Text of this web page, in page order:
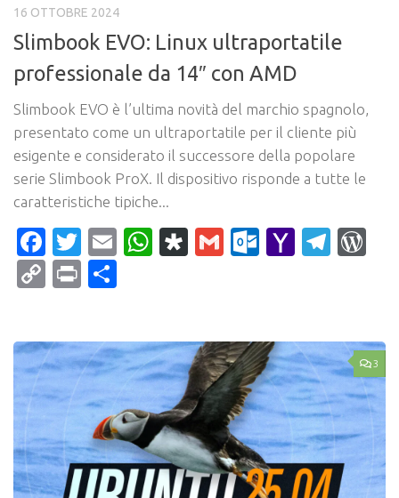
16 OTTOBRE 2024
Slimbook EVO: Linux ultraportatile
professionale da 14″ con AMD
Slimbook EVO è l’ultima novità del marchio spagnolo,
presentato come un ultraportatile per il cliente più
esigente e considerato il successore della popolare
serie Slimbook ProX. Il dispositivo risponde a tutte le
caratteristiche tipiche...
Facebook
Twitter
EmailWhatsApp
Diaspora
Gmail Yahoo
CopyPrint
3